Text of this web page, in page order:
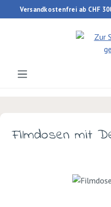
Zum Hauptinhalt springen
Versandkostenfrei ab CHF
Filmdosen mit
Bildergalerie überspringen